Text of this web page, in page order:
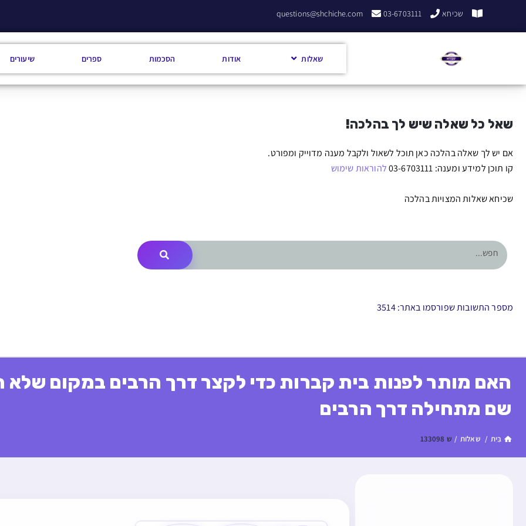
שכיחא 03-6703111
questions@shchiche.com
שאלות אודות הסכמות ספרים שיעורים
שאל כל שאלה שיש לך בהלכה!
אם יש לך שאלה בהלכה כאן תוכל לשאול ולקבל מענה מדוייק ומפורט.
קו תוכן למידע ומענה: 03-6703111
להוראות שימוש
שכיחא שאלות המצויות בהלכה
מספר התשובות שפורסמו באתר: 3514
האם מותר לפנות בית קברות כדי לקצר דרך הרבים במקום שלא
שם מתחילה דרך הרבים
בַּיִת / שאלות / ש 133098